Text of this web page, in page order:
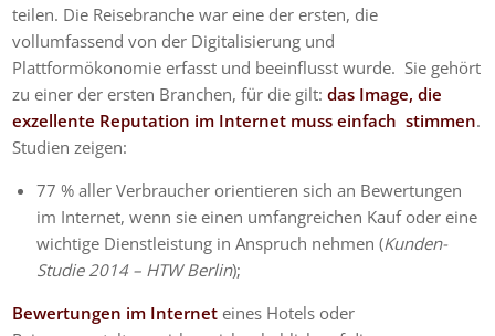
teilen. Die Reisebranche war eine der ersten, die
vollumfassend von der Digitalisierung und
Plattformökonomie erfasst und beeinflusst wurde. Sie gehört
zu einer der ersten Branchen, für die gilt:das Image, die
exzellente Reputation im Internet muss einfach stimmen.
Studien zeigen:
77 % aller Verbraucher orientieren sich an Bewertungen
im Internet, wenn sie einen umfangreichen Kauf oder eine
wichtige Dienstleistung in Anspruch nehmen (Kunden-
Studie 2014 – HTW Berlin);
Bewertungen im Internet eines Hotels oder